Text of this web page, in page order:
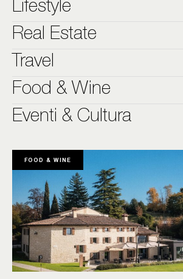
Lifestyle
Real Estate
Travel
Food & Wine
Eventi & Cultura
FOOD & WINE